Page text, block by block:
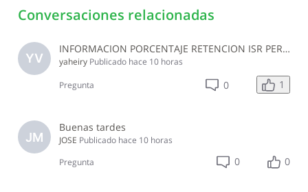
Conversaciones relacionadas
YV
INFORMACION PORCENTAJE RETENCION ISR PERSONAS NO PROFESIONALES, EMPRESA JURIDICA NO DEL SECTOR CONSTRUCCION JULIO 2026
yaheiry Publicado hace 10 horas
Pregunta 0 1
JM
Buenas tardes
JOSE Publicado hace 10 horas
Pregunta
0 0